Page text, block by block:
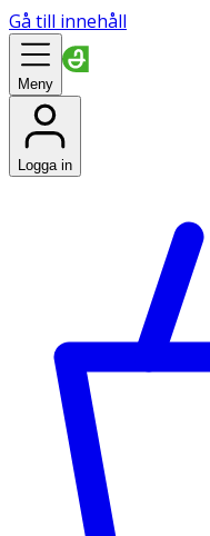
Gå till innehåll
Meny
Logga in